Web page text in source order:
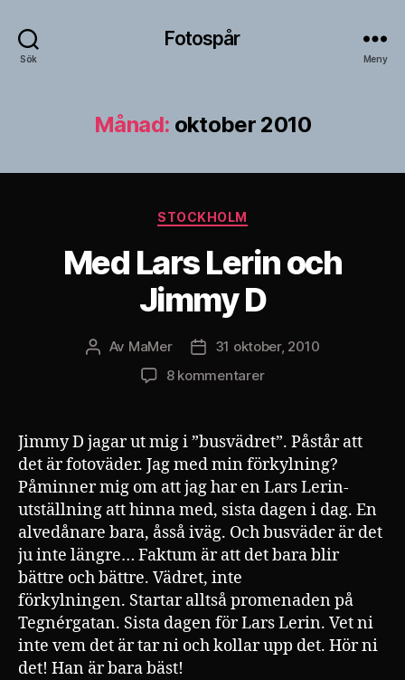
Sök
Fotospår
Meny
Månad: oktober 2010
Kategorier
STOCKHOLM
Med Lars Lerin och
Jimmy D
Inläggsförfattare
Av MaMer Inläggsdatum
31 oktober, 2010
8 kommentarertill
Lerin
och
Jimmy
D
Jimmy D jagar ut mig i ”busvädret”. Påstår att
det är fotoväder. Jag med min förkylning?
Påminner mig om att jag har en Lars Lerin-
utställning att hinna med, sista dagen i dag. En
alvedånare bara, åsså iväg. Och busväder är det
ju inte längre… Faktum är att det bara blir
bättre och bättre. Vädret, inte
förkylningen. Startar alltså promenaden på
Tegnérgatan. Sista dagen för Lars Lerin. Vet ni
inte vem det är tar ni och kollar upp det. Hör ni
det! Han är bara bäst!